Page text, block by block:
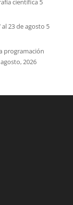
científica 5
al 23 de agosto 5
programación
2026